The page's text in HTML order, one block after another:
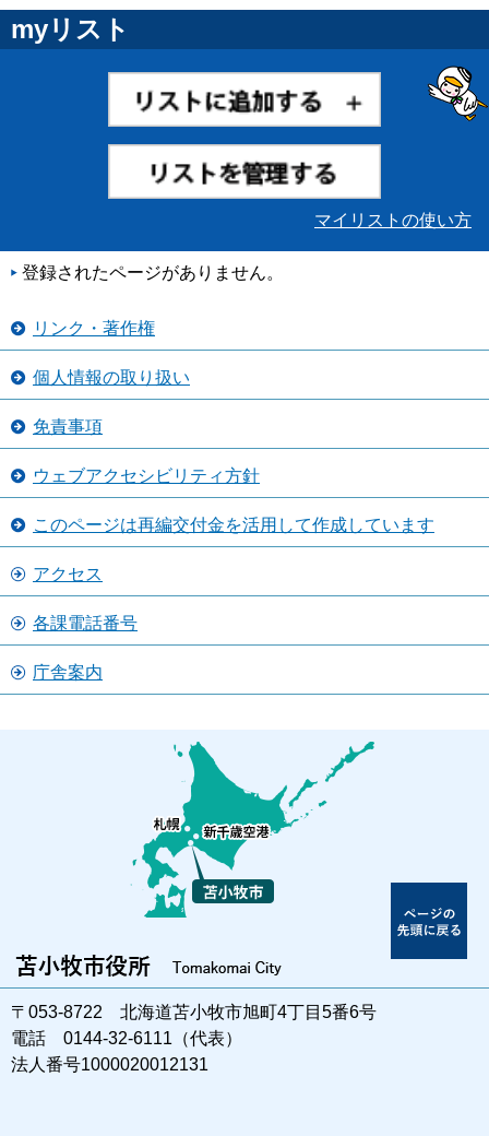
myリスト
マイリストの使い方
登録されたページがありません。
リンク・著作権
個人情報の取り扱い
免責事項
ウェブアクセシビリティ方針
このページは再編交付金を活用して作成しています
アクセス
各課電話番号
庁舎案内
〒053-8722 北海道苫小牧市旭町4丁目5番6号
電話 0144-32-6111（代表）
法人番号1000020012131